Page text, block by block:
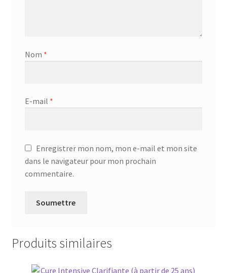
Nom *
E-mail *
Enregistrer mon nom, mon e-mail et mon site
dans le navigateur pour mon prochain
commentaire.
Produits similaires